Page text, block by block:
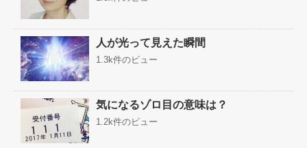
人が光って見えた瞬間
1.3k件のビュー
気になるゾロ目の意味は？
1.2k件のビュー